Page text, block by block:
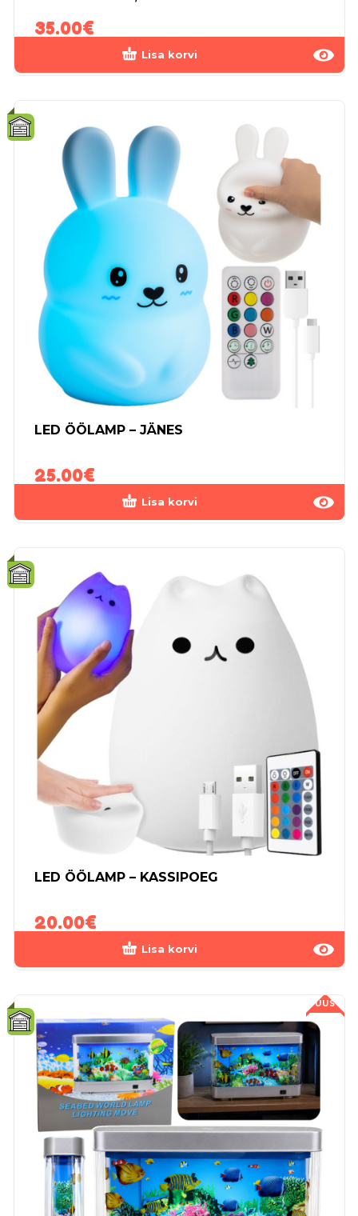
35.00€
Lisa korvi
LED ÖÖLAMP – JÄNES
25.00€
Lisa korvi
LED ÖÖLAMP – KASSIPOEG
20.00€
Lisa korvi
UUS